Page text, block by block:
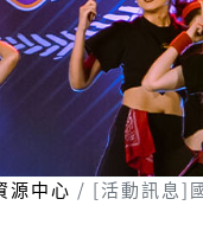
源中心 [活動訊息]